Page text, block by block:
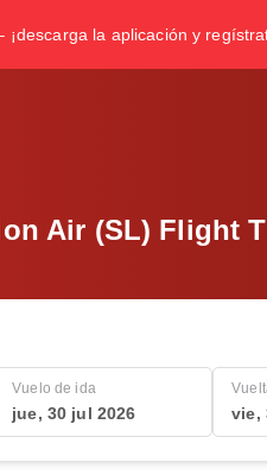
¡descarga la aplicación y
Air (SL) Flight
Vuelo de ida
jue, 30 jul 2026 vie,